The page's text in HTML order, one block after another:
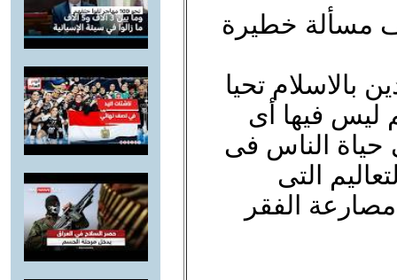
مسألة خطيرة
بالاسلام تحيا
ليس فيها أى
حياة الناس فى
التى
الفقر